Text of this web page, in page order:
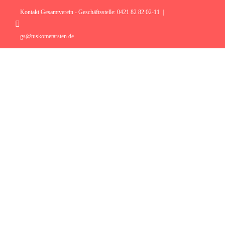
springen
Kontakt Gesamtverein - Geschäftsstelle: 0421 82 82 02-11
gs@tuskometarsten.de